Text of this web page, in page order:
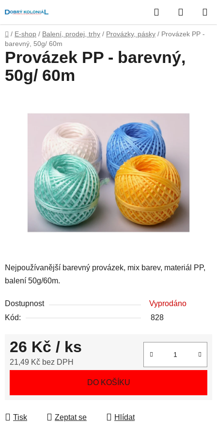
na
obsah
Hledat
KOŠÍK
Domů
/ E-shop / Balení, prodej, trhy / Provázky, pásky / Provázek PP -
barevný, 50g/ 60m
Nejpoužívanější barevný provázek, mix barev, materiál PP,
balení 50g/60m.
Dostupnost
Vyprodáno
Kód:
828
26 Kč / ks
21,49 Kč bez DPH
DO KOŠÍKU
Tisk Zeptat se Hlídat
Provázek PP - barevný,
50g/ 60m